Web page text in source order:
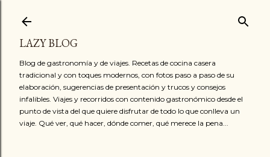
LAZY BLOG
Blog de gastronomía y de viajes. Recetas de cocina casera
tradicional y con toques modernos, con fotos paso a paso de su
elaboración, sugerencias de presentación y trucos y consejos
infalibles. Viajes y recorridos con contenido gastronómico desde el
punto de vista del que quiere disfrutar de todo lo que conlleva un
viaje. Qué ver, qué hacer, dónde comer, qué merece la pena...